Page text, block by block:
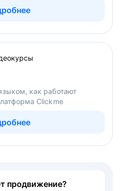
как работают
Clickme
продвижение?